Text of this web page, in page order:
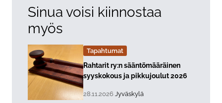
Sinua voisi kiinnostaa
myös
Tapahtumat
Lue lisää about event "
Rahtarit ry:n sääntömääräinen
syyskokous ja pikkujoulut 2026
, Tapahtuman päiväys:
28.11.2026 Sijainti:
Jyväskylä